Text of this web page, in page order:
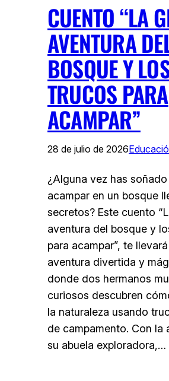
CUENTO “LA
AVENTURA
BOSQUE Y
TRUCOS PARA
ACAMPAR”
28 de julio de 2026
¿Alguna vez has
acampar en un bosque
secretos? Este cuento
aventura del bosque y
para acampar”, te
aventura divertida y
donde dos hermanos
curiosos descubren
la naturaleza usando
de campamento. Con la
su abuela exploradora,…